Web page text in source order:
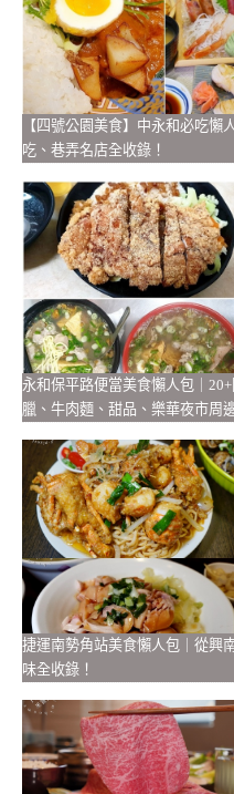
【四號公園美食】中永和必吃
吃、巷弄名店全收錄！
永和保平路便當美食懶人包｜
臘、牛肉麵、甜品、樂華夜市周
捷運南勢角站美食懶人包｜從興
味全收錄！